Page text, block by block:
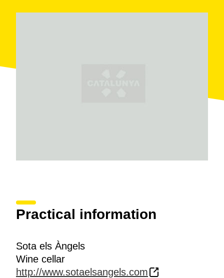
Practical information
Sota els Àngels
Wine cellar
http://www.sotaelsangels.com